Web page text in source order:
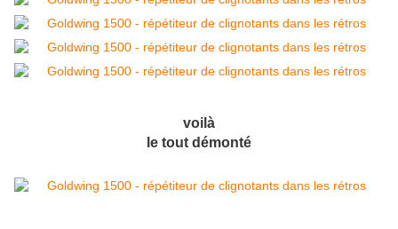
voilà
le tout démonté